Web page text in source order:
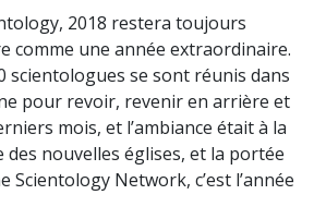
2018 restera toujours
comme une année extraordinaire.
scientologues se sont réunis dans
pour revoir, revenir en arrière et
mois, et l’ambiance était à la
des nouvelles églises, et la portée
Scientology Network, c’est l’année